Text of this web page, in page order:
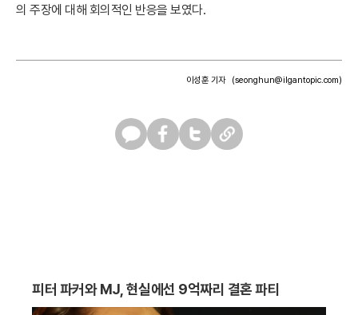
의 주장에 대해 회의적인 반응을 보였다.
이성훈 기자 (seonghun@ilgantopic.com)
피터 파커와 MJ, 현실에선 9억짜리 결혼 파티